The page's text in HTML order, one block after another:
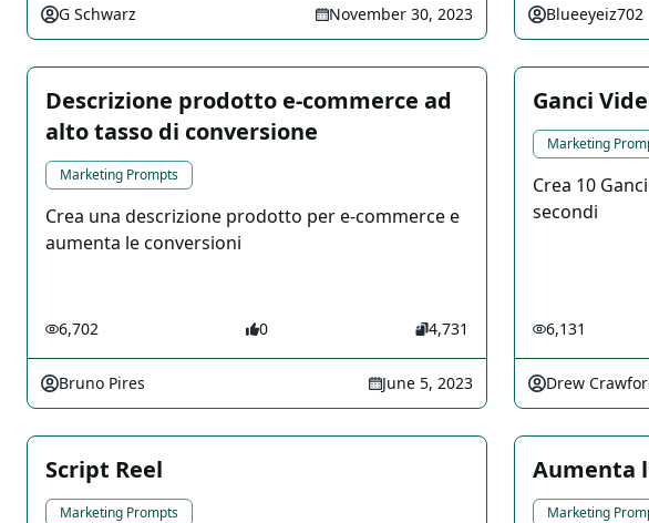
G Schwarz November 30, 2023 Blueeyeiz702
Descrizione prodotto e-commerce ad
alto tasso di conversione
Marketing Prompts
Crea una descrizione prodotto per e-commerce e
aumenta le conversioni
6,702 0 4,731
Bruno Pires June 5, 2023
Ganci
Marketing
Crea 10
secondi
6,131
Drew
Script Reel
Marketing Prompts
Aumenta
Marketing